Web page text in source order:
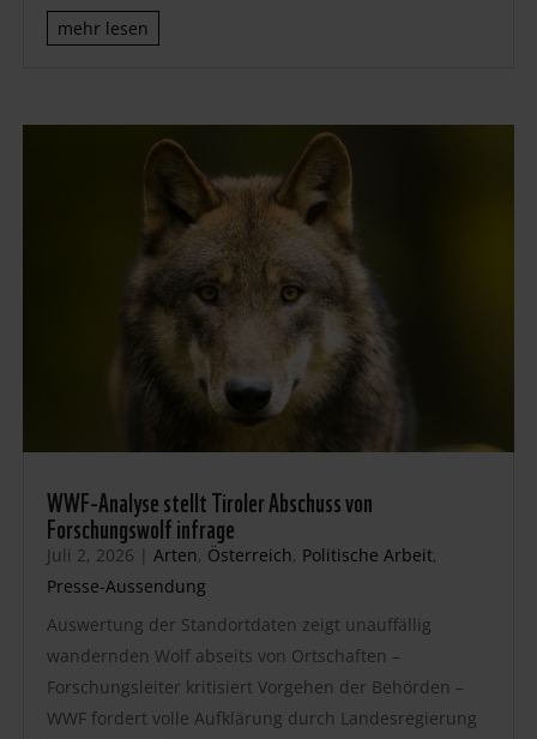
mehr lesen
WWF-Analyse stellt Tiroler Abschuss von
Forschungswolf infrage
Juli 2, 2026 | Arten, Österreich, Politische Arbeit,
Presse-Aussendung
Auswertung der Standortdaten zeigt unauffällig
wandernden Wolf abseits von Ortschaften –
Forschungsleiter kritisiert Vorgehen der Behörden –
WWF fordert volle Aufklärung durch Landesregierung